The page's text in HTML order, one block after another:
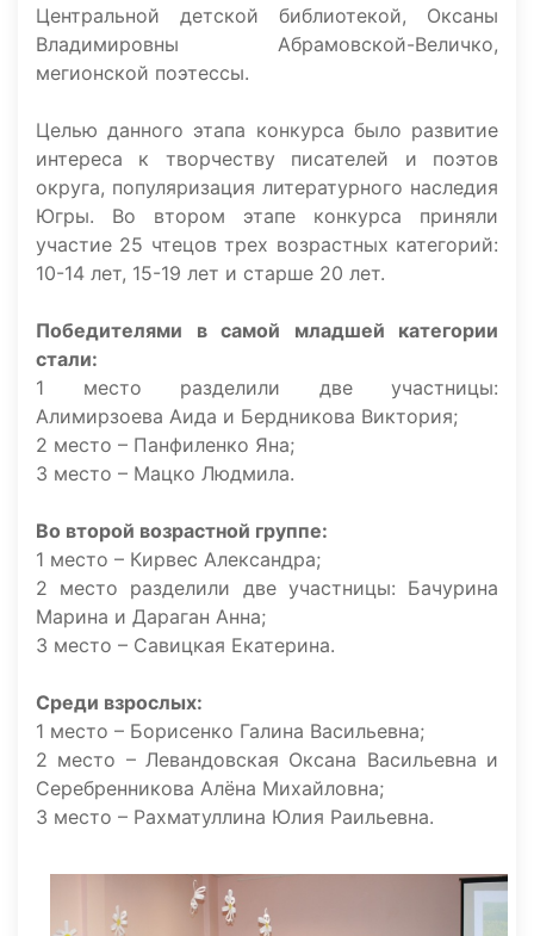
Центральной детской библиотекой, Оксаны
Владимировны Абрамовской-Величко,
мегионской поэтессы.
Целью данного этапа конкурса было развитие
интереса к творчеству писателей и поэтов
округа, популяризация литературного наследия
Югры. Во втором этапе конкурса приняли
участие 25 чтецов трех возрастных категорий:
10-14 лет, 15-19 лет и старше 20 лет.
Победителями в самой младшей категории
стали:
1 место разделили две участницы:
Алимирзоева Аида и Бердникова Виктория;
2 место – Панфиленко Яна;
3 место – Мацко Людмила.
Во второй возрастной группе:
1 место – Кирвес Александра;
2 место разделили две участницы: Бачурина
Марина и Дараган Анна;
3 место – Савицкая Екатерина.
Среди взрослых:
1 место – Борисенко Галина Васильевна;
2 место – Левандовская Оксана Васильевна и
Серебренникова Алёна Михайловна;
3 место – Рахматуллина Юлия Раильевна.